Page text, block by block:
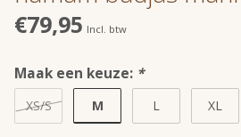
€79,95 Incl. btw
Maak een keuze: *
XS/S M L XL